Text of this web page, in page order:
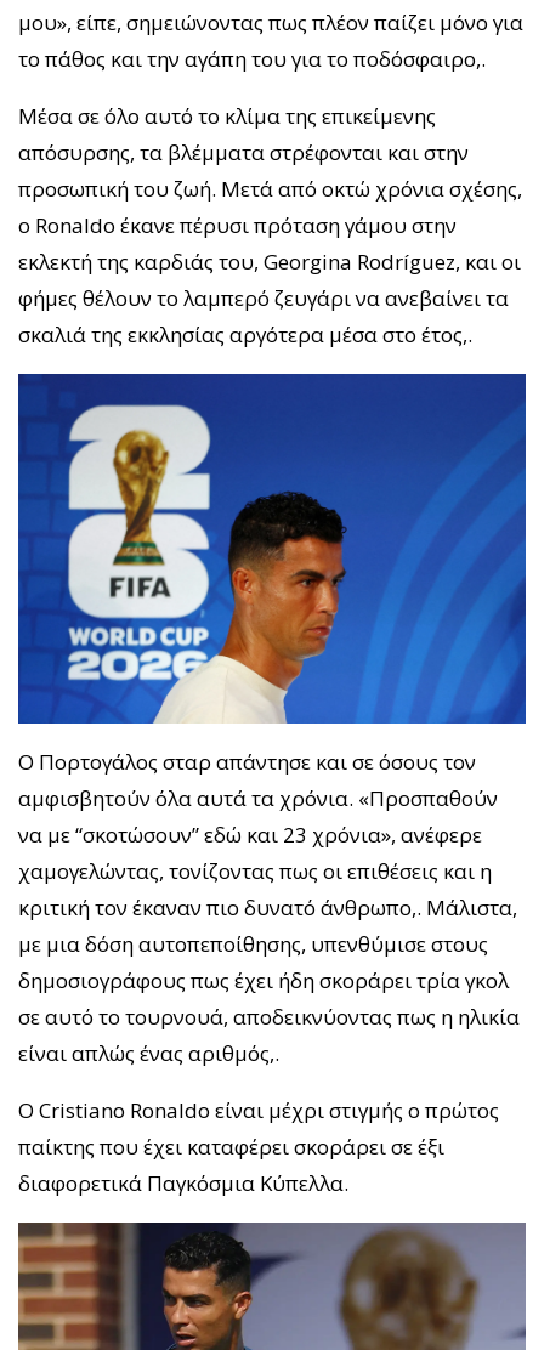
μου», είπε, σημειώνοντας πως πλέον παίζει μόνο για
το πάθος και την αγάπη του για το ποδόσφαιρο,.
Μέσα σε όλο αυτό το κλίμα της επικείμενης
απόσυρσης, τα βλέμματα στρέφονται και στην
προσωπική του ζωή. Μετά από οκτώ χρόνια σχέσης,
ο Ronaldo έκανε πέρυσι πρόταση γάμου στην
εκλεκτή της καρδιάς του, Georgina Rodríguez, και οι
φήμες θέλουν το λαμπερό ζευγάρι να ανεβαίνει τα
σκαλιά της εκκλησίας αργότερα μέσα στο έτος,.
Ο Πορτογάλος σταρ απάντησε και σε όσους τον
αμφισβητούν όλα αυτά τα χρόνια. «Προσπαθούν
να με “σκοτώσουν” εδώ και 23 χρόνια», ανέφερε
χαμογελώντας, τονίζοντας πως οι επιθέσεις και η
κριτική τον έκαναν πιο δυνατό άνθρωπο,. Μάλιστα,
με μια δόση αυτοπεποίθησης, υπενθύμισε στους
δημοσιογράφους πως έχει ήδη σκοράρει τρία γκολ
σε αυτό το τουρνουά, αποδεικνύοντας πως η ηλικία
είναι απλώς ένας αριθμός,.
Ο Cristiano Ronaldo είναι μέχρι στιγμής ο πρώτος
παίκτης που έχει καταφέρει σκοράρει σε έξι
διαφορετικά Παγκόσμια Κύπελλα.